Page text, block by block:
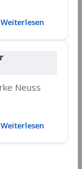
Weiterlesen
Neuss
Weiterlesen